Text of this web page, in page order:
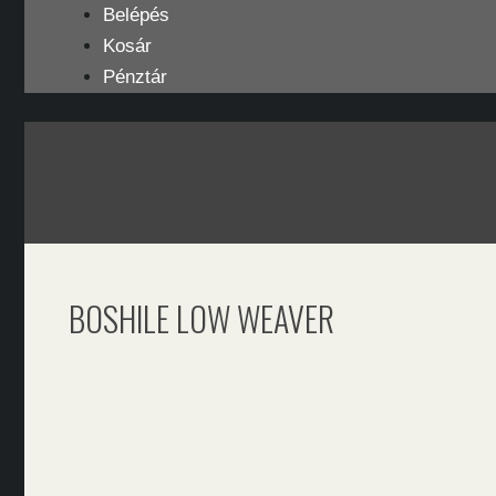
tartalomba
Belépés
Kosár
Pénztár
BOSHILE LOW WEAVER